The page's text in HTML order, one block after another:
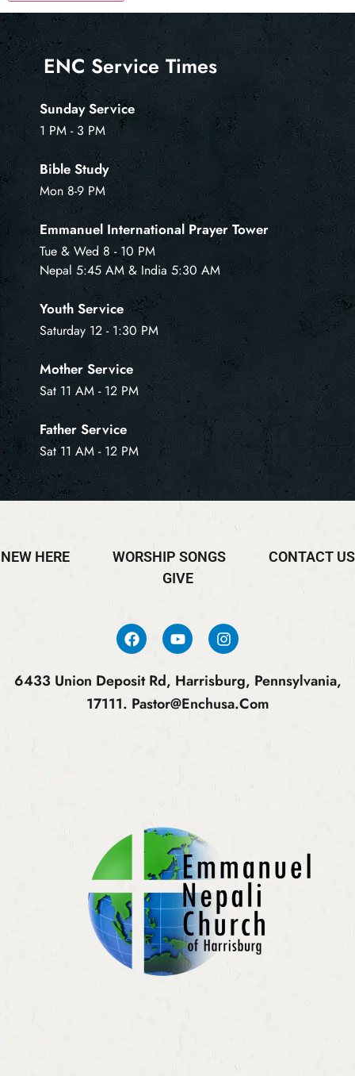
ENC Service Times
Sunday Service
1 PM - 3 PM
Bible Study
Mon 8-9 PM
Emmanuel International Prayer Tower
Tue & Wed 8 - 10 PM
Nepal 5:45 AM & India 5:30 AM
Youth Service
Saturday 12 - 1:30 PM
Mother Service
Sat 11 AM - 12 PM
Father Service
Sat 11 AM - 12 PM
NEW HERE WORSHIP SONGS
CONTACT US
GIVE
6433 Union Deposit Rd, Harrisburg, Pennsylvania,
17111. Pastor@enchusa.com